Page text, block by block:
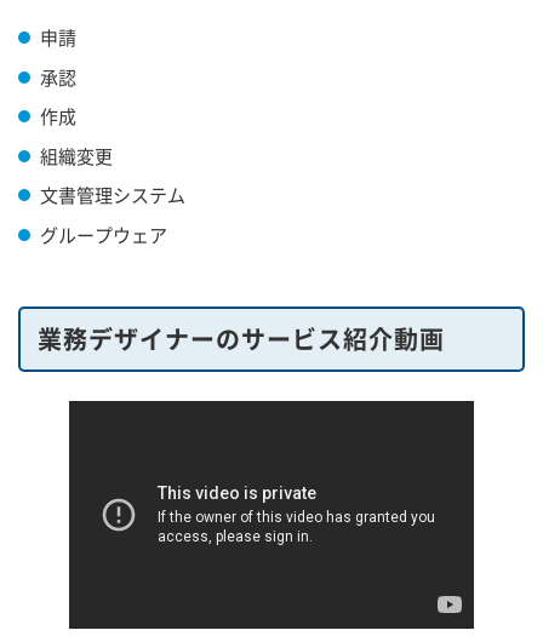
申請
承認
作成
組織変更
文書管理システム
グループウェア
業務デザイナーのサービス紹介動画